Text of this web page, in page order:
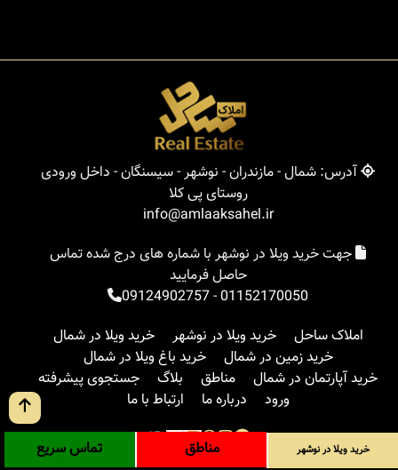
آدرس: شمال - مازندران - نوشهر - سیسنگان - داخل ورودی
روستای پی کلا
info@amlaaksahel.ir
جهت خرید ویلا در نوشهر با شماره های درج شده تماس
حاصل فرمایید
01152170050
-
09124902757
املاک ساحل
خرید ویلا در نوشهر
خرید ویلا در شمال
خرید زمین در شمال
خرید باغ ویلا در شمال
خرید آپارتمان در شمال
مناطق بلاگ
جستجوی پیشرفته
ورود
درباره ما ارتباط با ما
خرید ویلا در نوشهر مناطق تماس سریع